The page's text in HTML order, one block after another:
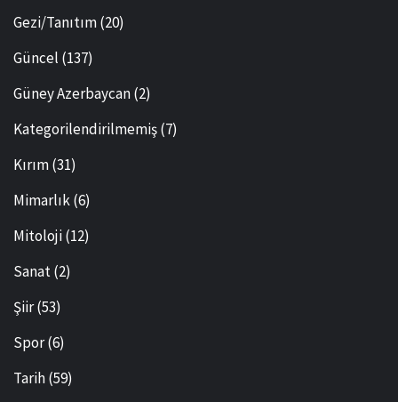
Gezi/Tanıtım(20)
Güncel (137)
Güney Azerbaycan(2)
Kategorilendirilmemiş(7)
Kırım(31)
Mimarlık(6)
Mitoloji(12)
Sanat(2)
Şiir(53)
Spor(6)
Tarih(59)